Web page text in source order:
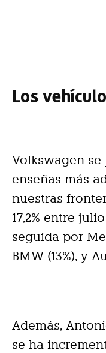
Los
Volkswagen se
enseñas más
nuestras
17,2% entre
seguida por
BMW (13%), y
Además,
se ha